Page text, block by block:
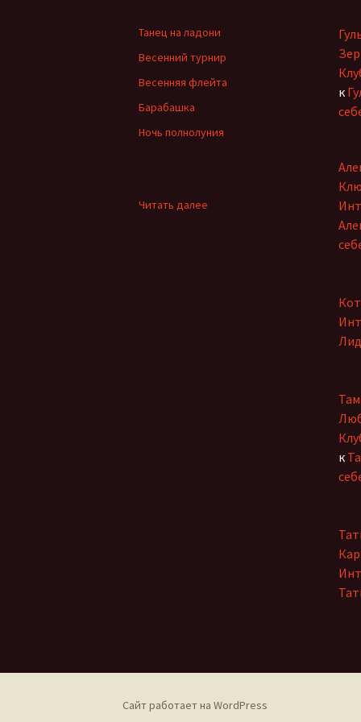
творцов
Лидия Шишкина
Людмила Губанова-
Землякова
Танец на ладони
Весенний турнир
Весенняя флейта
Барабашка
Ночь полнолуния
к
к
Читать далее
Сайт работает на WordPress